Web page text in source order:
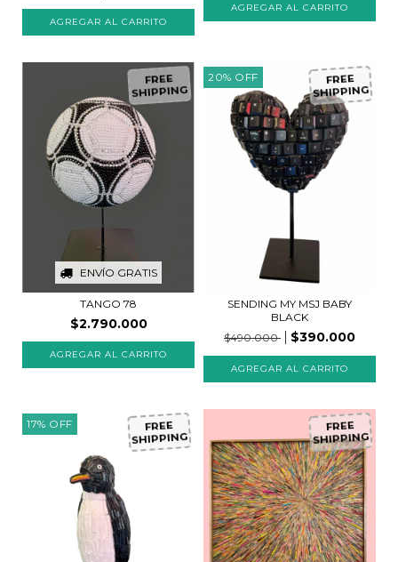
ENVÍO GRATIS
FREE
SHIPPING
TANGO 78
$2.790.000
20% OFF FREE
SHIPPING
SENDING MY MSJ BABY
BLACK
$490.000
$390.000
17% OFF FREE
SHIPPING
FREE
SHIPPING